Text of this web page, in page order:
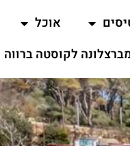
אוכל
לקוסטה ברווה